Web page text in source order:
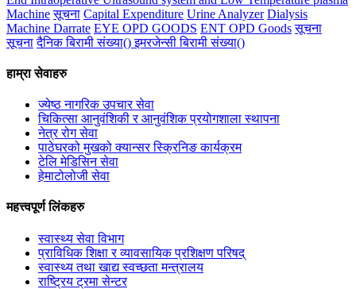
Machine सूचना Capital Expenditure Urine Analyzer Dialysis
Machine Darrate EYE OPD GOODS ENT OPD Goods सूचना
सूचना दैनिक बिरामी संख्या() इमरजेन्सी बिरामी संख्या()
हाम्रा सेवाहरु
ज्येष्ठ नागरिक उपचार सेवा
चिकित्सा आनुवंशिकी र आनुवंशिक प्रयोगशाला स्थापना
नेत्र रोग सेवा
पाठेघरको मुखको क्यान्सर स्क्रिनिङ कार्यक्रम
टेलि मेडिसिन सेवा
हेमाटोलोजी सेवा
महत्त्वपूर्ण लिंकहरु
स्वास्थ्य सेवा विभाग
प्राविधिक शिक्षा र व्यावसायिक प्रशिक्षण परिषद्
स्वास्थ्य तथा खाद्य स्वच्छता मन्त्रालय
राष्ट्रिय ट्रमा सेन्टर